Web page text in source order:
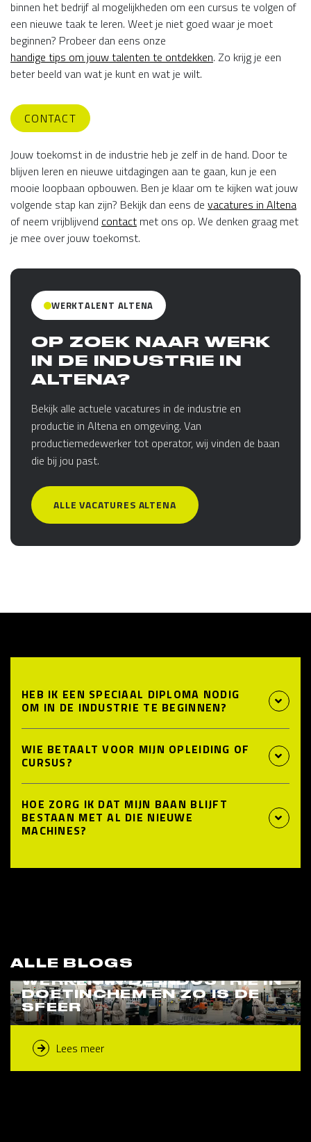
binnen het bedrijf al mogelijkheden om een cursus te volgen of
een nieuwe taak te leren. Weet je niet goed waar je moet
beginnen? Probeer dan eens onze
handige tips om jouw talenten te ontdekken. Zo krijg je een
beter beeld van wat je kunt en wat je wilt.
CONTACT
Jouw toekomst in de industrie heb je zelf in de hand. Door te
blijven leren en nieuwe uitdagingen aan te gaan, kun je een
mooie loopbaan opbouwen. Ben je klaar om te kijken wat jouw
volgende stap kan zijn? Bekijk dan eens de vacatures in Altena
of neem vrijblijvend contact met ons op. We denken graag met
je mee over jouw toekomst.
WERKTALENT ALTENA
OP ZOEK NAAR WERK
IN DE INDUSTRIE IN
ALTENA?
Bekijk alle actuele vacatures in de industrie en
productie in Altena en omgeving. Van
productiemedewerker tot operator, wij vinden de baan
die bij jou past.
ALLE VACATURES ALTENA
HEB IK EEN SPECIAAL DIPLOMA NODIG
OM IN DE INDUSTRIE TE BEGINNEN?
WIE BETAALT VOOR MIJN OPLEIDING OF
CURSUS?
HOE ZORG IK DAT MIJN BAAN BLIJFT
BESTAAN MET AL DIE NIEUWE
MACHINES?
ALLE BLOGS
WERKEN IN DE INDUSTRIE IN
DOETINCHEM EN ZO IS DE
SFEER
Lees meer